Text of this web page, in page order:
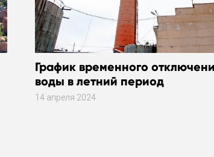
График временного
воды в летний период
14 апреля 2024